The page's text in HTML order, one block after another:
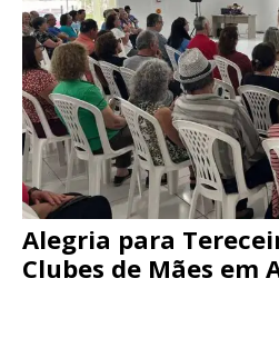
Alegria para
Clubes de Mães em